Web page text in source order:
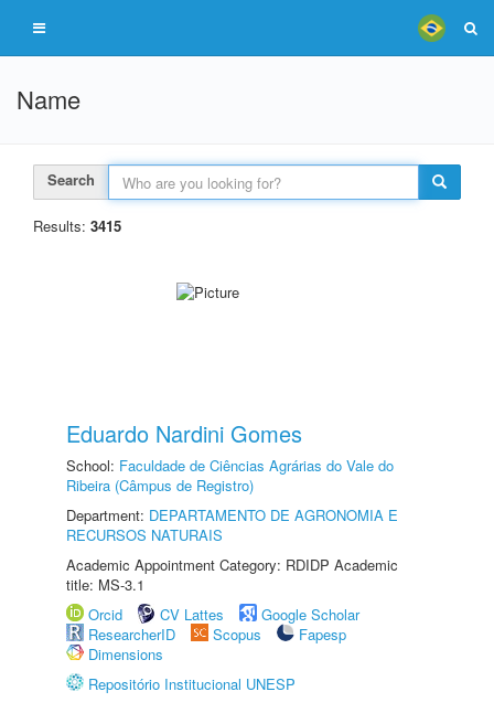
Name
Search
Results: 3415
Eduardo Nardini Gomes
School: Faculdade de Ciências Agrárias do Vale do
Ribeira (Câmpus de Registro)
Department: DEPARTAMENTO DE AGRONOMIA E
RECURSOS NATURAIS
Academic Appointment Category: RDIDP Academic
title: MS-3.1
Orcid
CV Lattes
Google Scholar
ResearcherID
Scopus
Fapesp
Dimensions
Repositório Institucional UNESP